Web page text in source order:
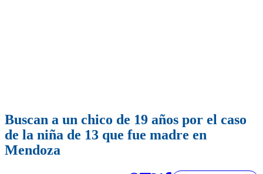
Buscan a un chico de 19 años por el caso
de la niña de 13 que fue madre en
Mendoza